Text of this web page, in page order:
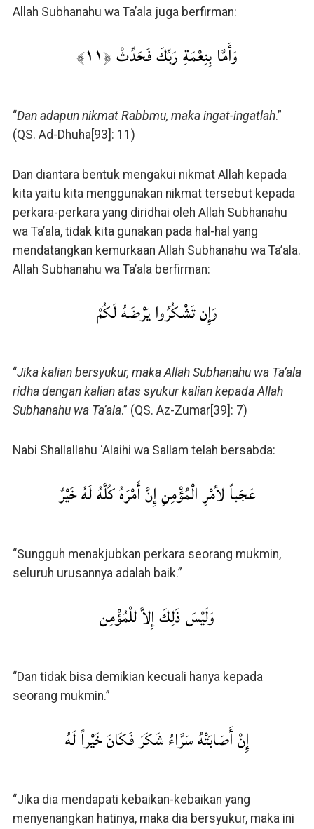
Allah Subhanahu wa Ta’ala juga berfirman:
وَأَمَّا بِنِعْمَةِ رَبِّكَ فَحَدِّثْ ﴿١١﴾
“Dan adapun nikmat Rabbmu, maka ingat-ingatlah.”
(QS. Ad-Dhuha[93]: 11)
Dan diantara bentuk mengakui nikmat Allah kepada
kita yaitu kita menggunakan nikmat tersebut kepada
perkara-perkara yang diridhai oleh Allah Subhanahu
wa Ta’ala, tidak kita gunakan pada hal-hal yang
mendatangkan kemurkaan Allah Subhanahu wa Ta’ala.
Allah Subhanahu wa Ta’ala berfirman:
وَإِن تَشْكُرُوا يَرْضَهُ لَكُمْ
“Jika kalian bersyukur, maka Allah Subhanahu wa Ta’ala
ridha dengan kalian atas syukur kalian kepada Allah
Subhanahu wa Ta’ala.” (QS. Az-Zumar[39]: 7)
Nabi Shallallahu ‘Alaihi wa Sallam telah bersabda:
عَجَباً لأمْرِ الْمُؤْمِنِ إِنَّ أَمْرَهُ كُلَّهُ لَهُ خَيْرٌ
“Sungguh menakjubkan perkara seorang mukmin,
seluruh urusannya adalah baik.”
وَلَيْسَ ذَلِكَ إِلاَّ للْمُؤْمِن
“Dan tidak bisa demikian kecuali hanya kepada
seorang mukmin.”
إِنْ أَصَابَتْهُ سَرَّاءُ شَكَرَ فَكَانَ خَيْراً لَهُ
“Jika dia mendapati kebaikan-kebaikan yang
menyenangkan hatinya, maka dia bersyukur, maka ini